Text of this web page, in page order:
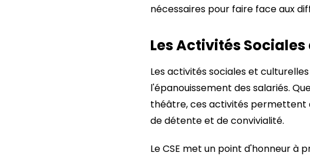
nécessaires pour faire face aux
Les Activités Sociales
Les activités sociales et
l'épanouissement des salariés.
théâtre, ces activités permettent
de détente et de convivialité.
Le CSE met un point d'honneur à